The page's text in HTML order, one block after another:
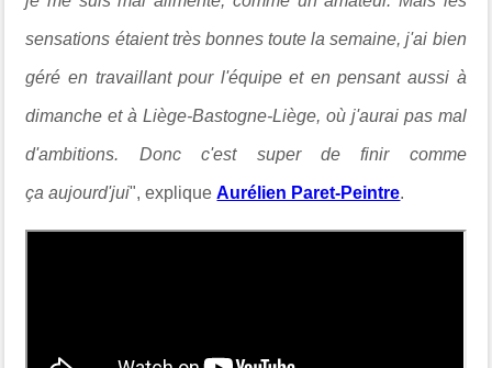
sensations étaient très bonnes toute la semaine, j'ai bien
géré en travaillant pour l'équipe et en pensant aussi à
dimanche et à Liège-Bastogne-Liège, où j'aurai pas mal
d'ambitions. Donc c'est super de finir comme
ça aujourd'jui", expliqueAurélien Paret-Peintre.